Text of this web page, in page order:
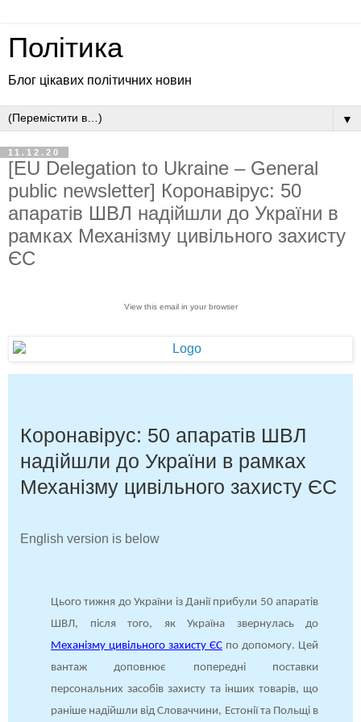
Політика
Блог цікавих політичних новин
▼
11.12.20
[EU Delegation to Ukraine – General
public newsletter] Коронавірус: 50
апаратів ШВЛ надійшли до України в
рамках Механізму цивільного захисту
ЄС
View this email in your browser
Коронавірус: 50 апаратів ШВЛ
надійшли до України в рамках
Механізму цивільного захисту ЄС
English version is below
Цього тижня до України із Данії прибули 50 апаратів
ШВЛ, після того, як Україна звернулась до
Механізму цивільного захисту ЄС по допомогу. Цей
вантаж доповнює попередні поставки
персональних засобів захисту та інших товарів, що
раніше надійшли від Словаччини, Естонії та Польщі в